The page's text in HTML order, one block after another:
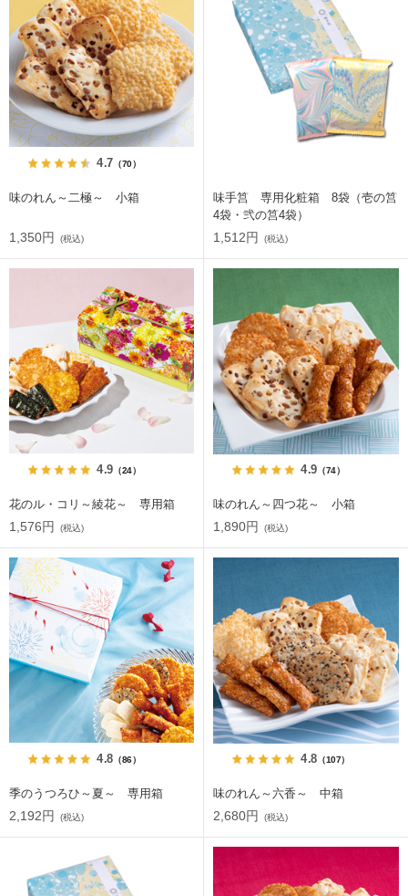
4.7 （70）
味のれん～二極～ 小箱
1,350円 (税込)
味手筥 専用化粧箱 8袋（壱の筥
4袋・弐の筥4袋）
1,512円 (税込)
4.9（24）
花のル・コリ～綾花～ 専用箱
1,576円 (税込)
4.9 （74）
味のれん～四つ花～ 小箱
1,890円 (税込)
4.8（86）
季のうつろひ～夏～ 専用箱
2,192円 (税込)
4.8 （107）
味のれん～六香～ 中箱
2,680円 (税込)